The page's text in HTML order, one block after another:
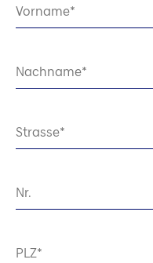
Vorname
Nachname
Strasse
Nr.
PLZ